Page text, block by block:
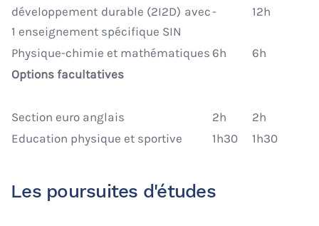
développement durable (2I2D) avec
1 enseignement spécifique SIN
- 12h
Physique-chimie et mathématiques 6h
6h
Options facultatives
Section euro anglais 2h
2h
Education physique et sportive
1h30 1h30
Les poursuites d'études